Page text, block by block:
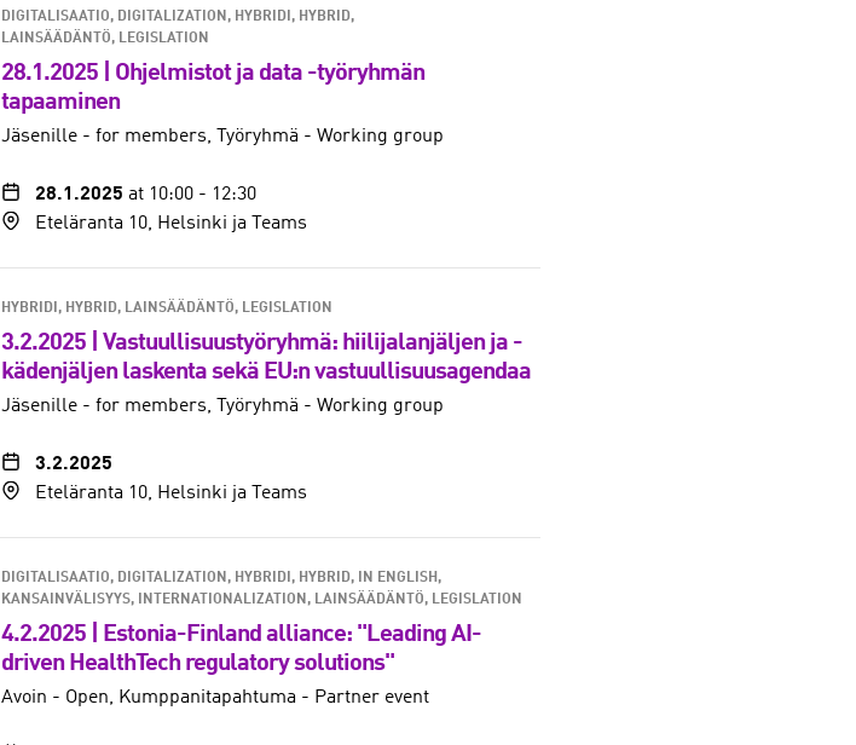
DIGITALISAATIO, DIGITALIZATION
HYBRIDI, HYBRID
LAINSÄÄDÄNTÖ, LEGISLATION
28.1.2025 | Ohjelmistot ja data -työryhmän
tapaaminen
Jäsenille - for members Työryhmä - Working group
28.1.2025 at 10:00- 12:30
Eteläranta 10, Helsinki ja Teams
HYBRIDI, HYBRID LAINSÄÄDÄNTÖ, LEGISLATION
3.2.2025 | Vastuullisuustyöryhmä: hiilijalanjäljen ja -
kädenjäljen laskenta sekä EU:n vastuullisuusagendaa
Jäsenille - for members Työryhmä - Working group
3.2.2025
Eteläranta 10, Helsinki ja Teams
DIGITALISAATIO, DIGITALIZATION HYBRIDI, HYBRID
IN ENGLISH
KANSAINVÄLISYYS, INTERNATIONALIZATION
LAINSÄÄDÄNTÖ, LEGISLATION
4.2.2025 | Estonia-Finland alliance: "Leading AI-
driven HealthTech regulatory solutions"
Avoin - Open Kumppanitapahtuma - Partner event